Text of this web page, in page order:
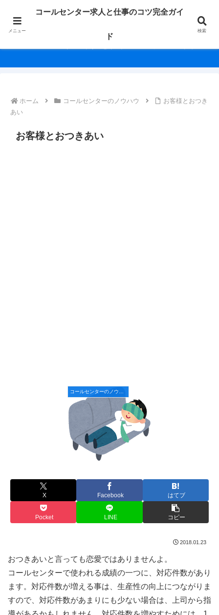
未経験からベテランまで、働く人の毎日を応援！求人情報や役立つノウハウを
ホーム コールセンターのノウハウ
お客様とおつき
あい
お客様とおつきあい
X Facebook はてブ
Pocket LINE コピー
2018.01.23
おつきあいと言っても恋愛ではありませんよ。
コールセンターで使われる成績の一つに、対応件数があり
ます。対応件数が増える事は、生産性の向上につながりま
すので、対応件数があまりにも少ない場合は、上司から指
メニュー
コールセンター求人と仕事のコツ完全ガイ
ド
検索